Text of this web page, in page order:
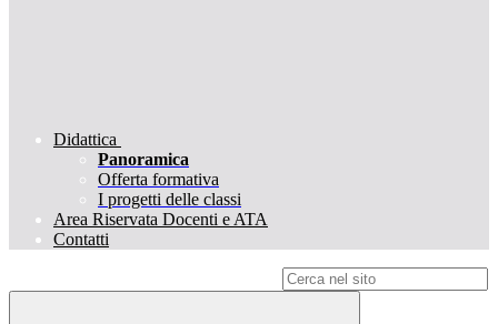
Didattica
Panoramica
Offerta formativa
I progetti delle classi
Area Riservata Docenti e ATA
Contatti